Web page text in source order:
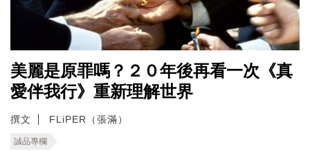
美麗是原罪嗎？２０年後再看一次《真
愛伴我行》重新理解世界
撰文 FLiPER（張滿）
誠品專欄